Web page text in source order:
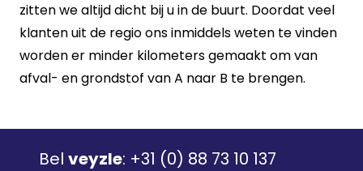
zitten we altijd dicht bij u in de buurt. Doordat veel
klanten uit de regio ons inmiddels weten te vinden
worden er minder kilometers gemaakt om van
afval- en grondstof van A naar B te brengen.
Bel veyzle: +31 (0) 88 73 10 137